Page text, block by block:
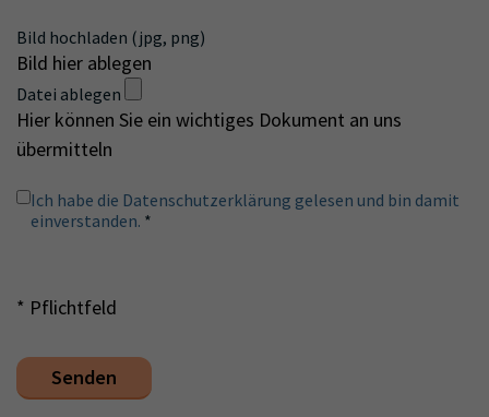
Bild hochladen (jpg, png)
Bild hier ablegen
Datei ablegen
Hier können Sie ein wichtiges Dokument an uns
übermitteln
Ich habe die Datenschutzerklärung gelesen und bin damit
einverstanden. *
* Pflichtfeld
Senden